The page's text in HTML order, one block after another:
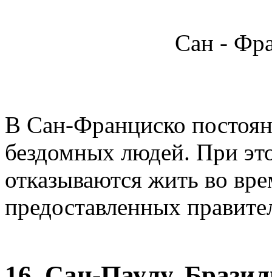
Сан -
В Сан-Франциско
бездомных людей. При
отказываются жить во
предоставленных